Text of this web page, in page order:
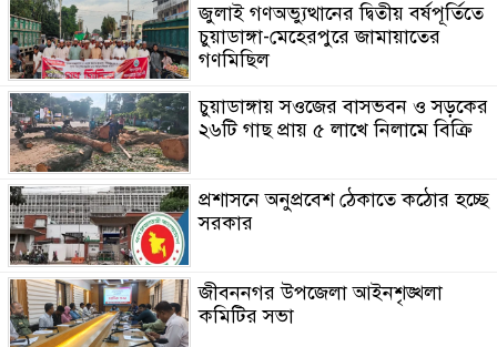
জুলাই গণঅভ্যুত্থানের দ্বিতীয় বর্ষপূর্তিতে
চুয়াডাঙ্গা-মেহেরপুরে জামায়াতের
গণমিছিল
চুয়াডাঙ্গায় সওজের বাসভবন ও সড়কের
২৬টি গাছ প্রায় ৫ লাখে নিলামে বিক্রি
প্রশাসনে অনুপ্রবেশ ঠেকাতে কঠোর হচ্ছে
সরকার
জীবননগর উপজেলা আইনশৃঙ্খলা
কমিটির সভা